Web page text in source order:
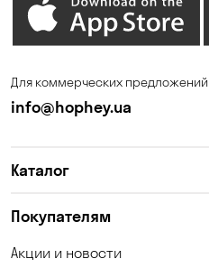
Для коммерческих предложений
info@hophey.ua
Каталог
Покупателям
Акции и новости